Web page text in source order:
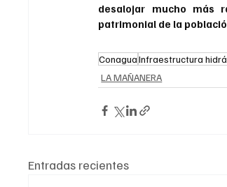
desalojar mucho más
patrimonial de la
ConaguaInfraestructura
LA MAÑANERA
Entradas recientes